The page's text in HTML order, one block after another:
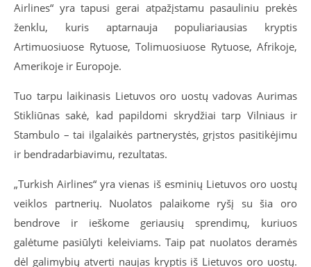
Airlines“ yra tapusi gerai atpažįstamu pasauliniu prekės
ženklu, kuris aptarnauja populiariausias kryptis
Artimuosiuose Rytuose, Tolimuosiuose Rytuose, Afrikoje,
Amerikoje ir Europoje.
Tuo tarpu laikinasis Lietuvos oro uostų vadovas Aurimas
Stikliūnas sakė, kad papildomi skrydžiai tarp Vilniaus ir
Stambulo – tai ilgalaikės partnerystės, grįstos pasitikėjimu
ir bendradarbiavimu, rezultatas.
„Turkish Airlines“ yra vienas iš esminių Lietuvos oro uostų
veiklos partnerių. Nuolatos palaikome ryšį su šia oro
bendrove ir ieškome geriausių sprendimų, kuriuos
galėtume pasiūlyti keleiviams. Taip pat nuolatos deramės
dėl galimybių atverti naujas kryptis iš Lietuvos oro uostų.